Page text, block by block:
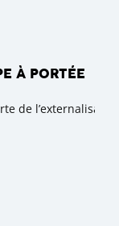
À PORTÉE
de